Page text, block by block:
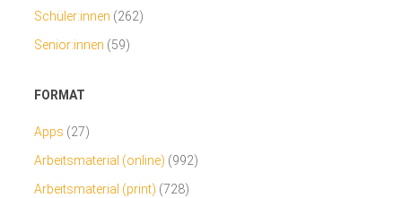
Schüler:innen (262)
Senior:innen (59)
FORMAT
Apps (27)
Arbeitsmaterial (online) (992)
Arbeitsmaterial (print) (728)